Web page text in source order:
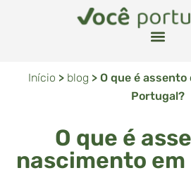
Início > blog > O que é
Portugal?
O que é
nascimento